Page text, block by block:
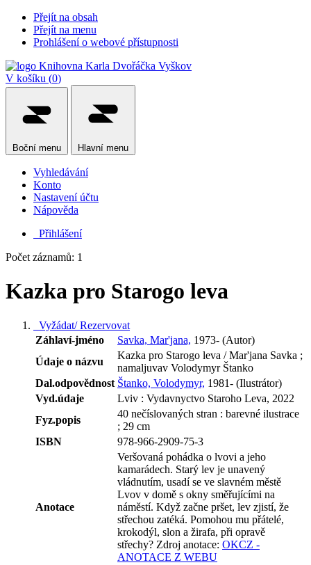
Přejít na obsah
Přejít na menu
Prohlášení o webové přístupnosti
V košíku (0)
Boční menu Hlavní menu
Vyhledávání
Konto
Nastavení účtu
Nápověda
Přihlášení
Počet záznamů: 1
Kazka pro Starogo leva
Vyžádat/ Rezervovat
Záhlaví-jméno
Savka, Mar'jana, 1973- (Autor)
Údaje o názvu
Kazka pro Starogo leva / Mar'jana Savka ;
namaljuvav Volodymyr Štanko
Dal.odpovědnost Štanko, Volodymyr, 1981- (Ilustrátor)
Vyd.údaje
Lviv : Vydavnyctvo Staroho Leva, 2022
Fyz.popis
40 nečíslovaných stran : barevné ilustrace
; 29 cm
ISBN
978-966-2909-75-3
Anotace
Veršovaná pohádka o lvovi a jeho
kamarádech. Starý lev je unavený
vládnutím, usadí se ve slavném městě
Lvov v domě s okny směřujícími na
náměstí. Když začne pršet, lev zjistí, že
střechou zatéká. Pomohou mu přátelé,
krokodýl, slon a žirafa, při opravě
střechy? Zdroj anotace: OKCZ -
ANOTACE Z WEBU